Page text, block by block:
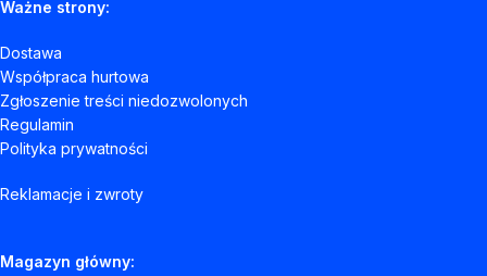
Ważne strony:
Dostawa
Współpraca hurtowa
Zgłoszenie treści niedozwolonych
Regulamin
Polityka prywatności
Reklamacje i zwroty
Magazyn główny: